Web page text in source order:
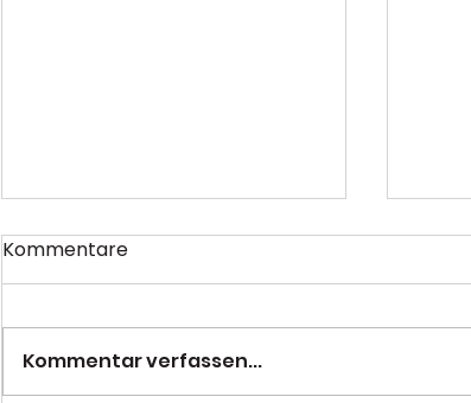
Kommentare
Kommentar verfassen...